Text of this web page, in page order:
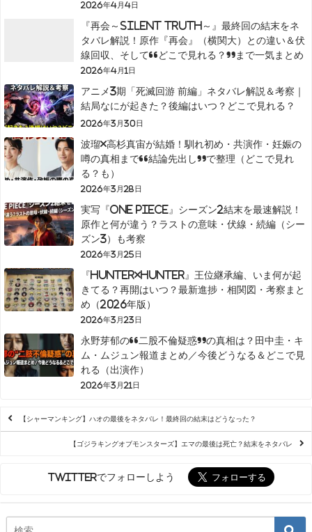
2026年4月4日
『再会～Silent Truth～』最終回の結末をネ
タバレ解説！原作『再会』（横関大）との違い＆伏
線回収、そして“どこで見れる？”まで一気まとめ
2026年4月1日
アニメ3期「死滅回游 前編」ネタバレ解説＆考察｜
結局なにが起きた？後編はいつ？どこで見れる？
2026年3月30日
波瑠×高杉真宙が結婚！馴れ初め・共演作・妊娠の
噂の真相まで“結論先出し”で整理（どこで見れ
る？も）
2026年3月28日
実写『ONE PIECE』シーズン2結末を最速解説！
原作と何が違う？ラストの意味・伏線・続編（シー
ズン3）も考察
2026年3月25日
『HUNTER×HUNTER』王位継承編、いま何が起
きてる？再開はいつ？最新進捗・相関図・考察まと
め（2026年版）
2026年3月23日
永野芽郁の“二股不倫疑惑”の真相は？田中圭・キ
ム・ムジュン報道まとめ／今後どうなる＆どこで見
れる（出演作）
2026年3月21日
【シャーマンキング】ハオの最後をネタバレ！最終回の結末はどうなった？
【ゴジラキングオブモンスターズ】エマの最後は死亡？結末をネタバレ
Twitterでフォローしよう